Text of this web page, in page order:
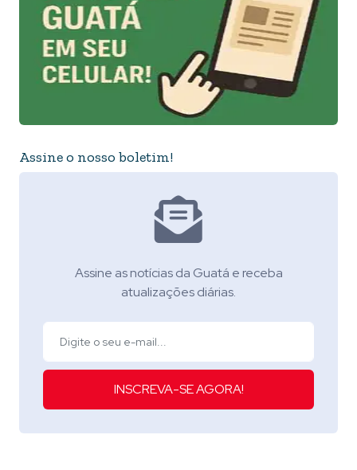
Assine o nosso boletim!
Assine as notícias da Guatá e receba
atualizações diárias.
INSCREVA-SE AGORA!